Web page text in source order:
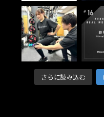
さらに読み込む